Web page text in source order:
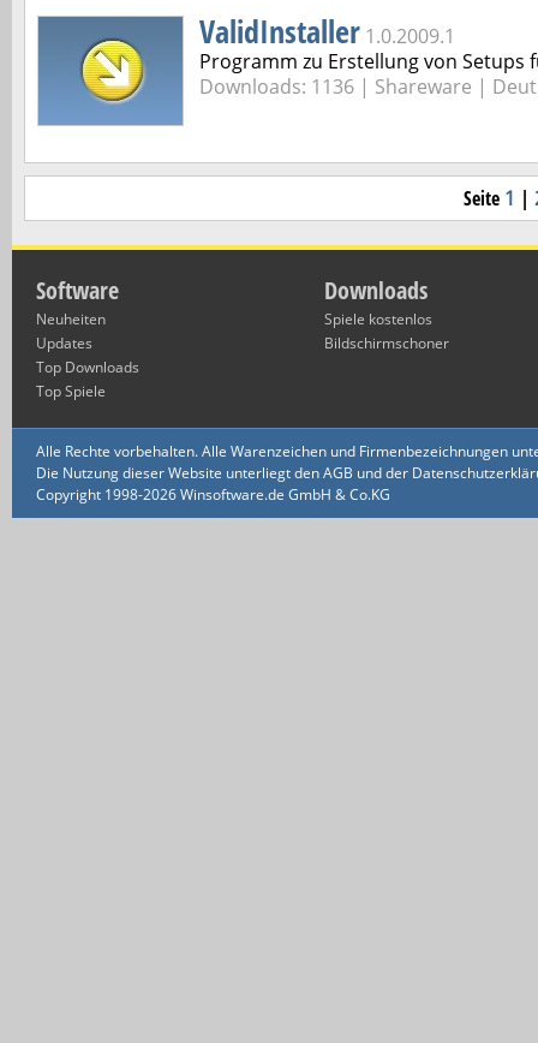
ValidInstaller 1.0.2009.1
Programm zu Erstellung von Setups
Downloads: 1136 | Shareware |
Seite 1 |
Software
Neuheiten
Updates
Top Downloads
Top Spiele
Downloads
Spiele kostenlos
Bildschirmschoner
Alle Rechte vorbehalten. Alle Warenzeichen und Firmenbezeichnungen
Die Nutzung dieser Website unterliegt den AGB und der
Copyright 1998-2026 Winsoftware.de GmbH & Co.KG